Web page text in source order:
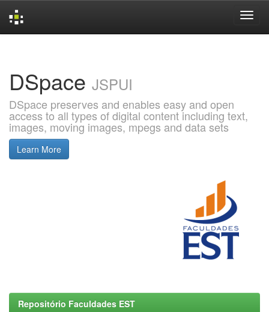
DSpace JSPUI
DSpace preserves and enables easy and open
access to all types of digital content including text,
images, moving images, mpegs and data sets
Learn More
Repositório Faculdades EST